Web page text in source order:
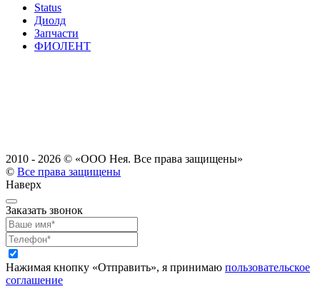
Status
Диолд
Запчасти
ФИОЛЕНТ
2010 - 2026 © «ООО Нея. Все права защищены»
© Все права защищены
Наверх
Заказать звонок
Нажимая кнопку «Отправить», я принимаю пользовательское
соглашение